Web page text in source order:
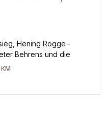
Hening Rogge -
Behrens und die
KM